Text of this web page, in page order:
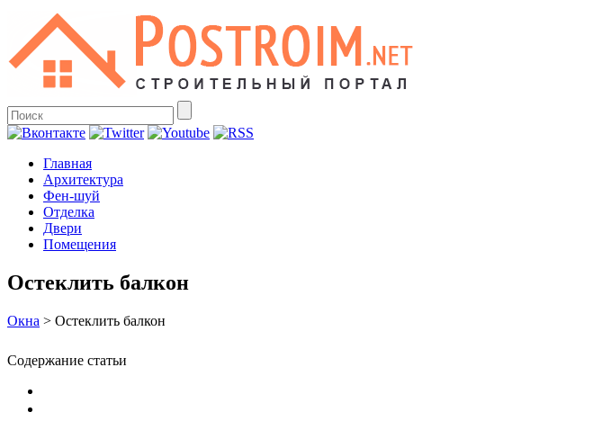
Главная
Архитектура
Фен-шуй
Отделка
Двери
Помещения
Остеклить балкон
Окна > Остеклить балкон
Содержание статьи